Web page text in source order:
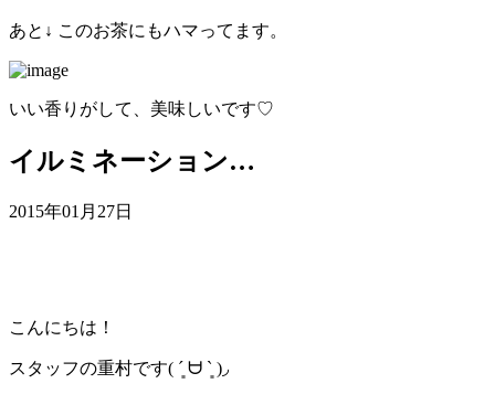
あと↓ このお茶にもハマってます。
いい香りがして、美味しいです♡
イルミネーション…
2015年01月27日
こんにちは！
スタッフの重村です( ´͈ ᗨ `͈ )◞